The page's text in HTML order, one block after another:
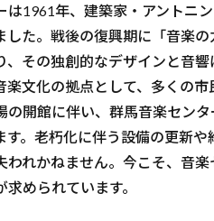
は1961年、建築家・アントニ
した。戦後の復興期に「音楽
、その独創的なデザインと音
楽文化の拠点として、多くの
の開館に伴い、群馬音楽セン
す。老朽化に伴う設備の更新
われかねません。今こそ、音
められています。